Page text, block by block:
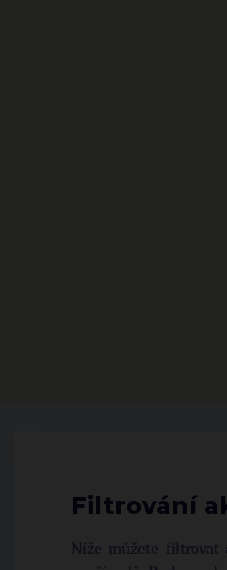
Filtrování
Níže můžete filtrovat